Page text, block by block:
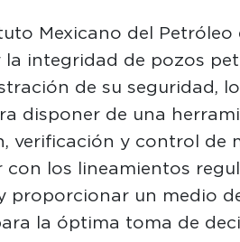
Mexicano del
la integridad de pozos
de su seguridad,
disponer de una
verificación y control de
con los lineamientos
proporcionar un medio
la óptima toma de